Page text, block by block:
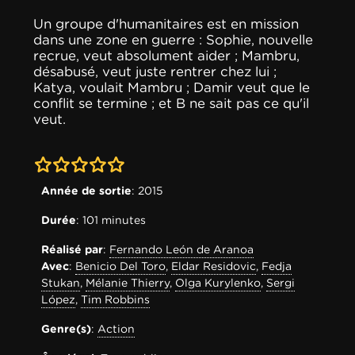
Un groupe d'humanitaires est en mission
dans une zone en guerre : Sophie, nouvelle
recrue, veut absolument aider ; Mambru,
désabusé, veut juste rentrer chez lui ;
Katya, voulait Mambru ; Damir veut que le
conflit se termine ; et B ne sait pas ce qu'il
veut.
0-0Année de sortie: 2015
Durée: 101 minutes
Réalisé par: Fernando León de Aranoa
Avec: Benicio Del Toro, Eldar Residovic, Fedja
Stukan, Mélanie Thierry, Olga Kurylenko, Sergi
López, Tim Robbins
Genre(s): Action